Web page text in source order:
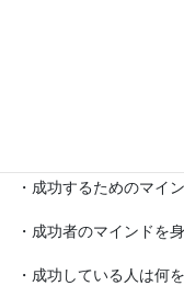
・成功するためのマイ
・成功者のマインドを
・成功している人は何